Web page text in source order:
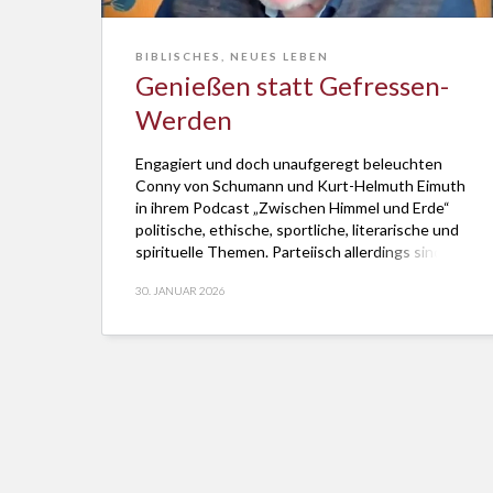
BIBLISCHES , NEUES LEBEN
Genießen statt Gefressen-
Werden
Engagiert und doch unaufgeregt beleuchten
Conny von Schumann und Kurt-Helmuth Eimuth
in ihrem Podcast „Zwischen Himmel und Erde“
politische, ethische, sportliche, literarische und
spirituelle Themen. Parteiisch allerdings sind sie
Fressens und Gefressen-Werdens. Eher schon
lässt. Indem man zum […]
30. JANUAR 2026